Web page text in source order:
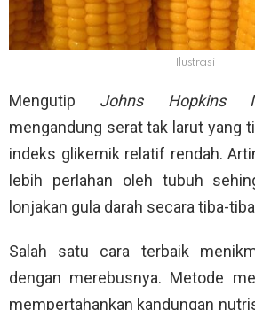
Ilustrasi
Mengutip Johns Hopkins
mengandung serat tak larut yang
indeks glikemik relatif rendah.
lebih perlahan oleh tubuh
lonjakan gula darah secara tiba-
Salah satu cara terbaik
dengan merebusnya. Metode
mempertahankan kandungan